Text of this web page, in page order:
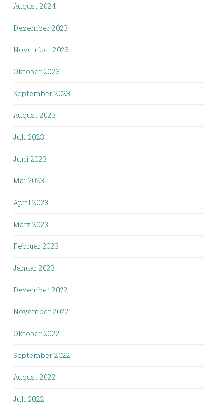
August 2024
Dezember 2023
November 2023
Oktober 2023
September 2023
August 2023
Juli 2023
Juni 2023
Mai 2023
April 2023
März 2023
Februar 2023
Januar 2023
Dezember 2022
November 2022
Oktober 2022
September 2022
August 2022
Juli 2022